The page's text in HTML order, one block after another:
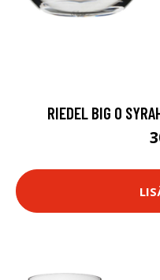
RIEDEL BIG O